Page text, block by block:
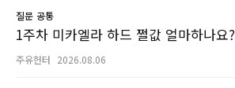
질문 공통
1주차 미카엘라 하드 쩔값 얼마하나요?
주유헌터 2026.08.06